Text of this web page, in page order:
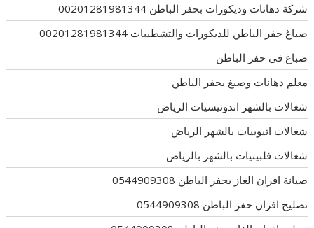
شركة دهانات وديكورات بحفر الباطن 00201281981344
صباغ حفر الباطن للديكورات والتشطبيات 00201281981344
صباغ في حفر الباطن
معلم دهانات وصبغ بحفر الباطن
شغالات بالشهر اندونيسيات الرياض
شغالات اثيوبيات بالشهر الرياض
شغالات فلبينيات بالشهر بالرياض
صيانة افران الغاز بحفر الباطن 0544909308
تصليح افران حفر الباطن 0544909308